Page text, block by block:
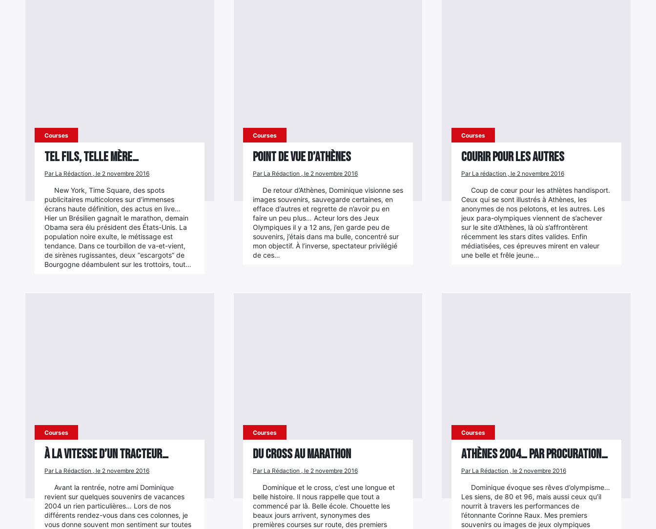
Courses
Tel fils, telle mère…
Par La Rédaction , le 2 novembre 2016
New York, Time Square, des spots
publicitaires multicolores sur d’immenses
écrans haute définition, des actus en live…
Hier un Brésilien gagnait le marathon, demain
Obama sera élu président des États-Unis. La
population noire exulte, le métissage est
tendance. Dans ce tourbillon de va-et-vient,
de sirènes rugissantes, deux “escargots” de
Bourgogne déambulent sur les trottoirs, tout…
Courses
Point de vue D’ATHÈNES
Par La Rédaction , le 2 novembre 2016
De retour d’Athènes, Dominique visionne ses
images souvenirs, sauvegarde certaines, en
efface d’autres et regrette de n’avoir pu en
faire un peu plus… Acteur lors des Jeux
Olympiques il y a 12 ans, j’en garde peu de
souvenirs, j’étais dans ma bulle, concentré sur
mon objectif. À l’inverse, spectateur privilégié
de ces…
Courses
Courir pour les autres
Par La rédaction , le 2 novembre 2016
Coup de cœur pour les athlètes handisport.
Ceux qui se sont illustrés à Athènes, les
anonymes de nos pelotons, et les autres. Les
jeux para-olympiques viennent de s’achever
sur le site d’Athènes, là où s’affrontèrent
récemment les stars dites valides. Enfin
médiatisées, ces épreuves mirent en valeur
une belle et frêle jeune…
Courses
À la vitesse d’un tracteur…
Par La Rédaction , le 2 novembre 2016
Avant la rentrée, notre ami Dominique
revient sur quelques souvenirs de vacances
2004 un rien particulières… Lors de nos
différents rendez-vous dans ces colonnes, je
vous donne souvent mon sentiment sur toutes
Courses
Du cross au marathon
Par La Rédaction , le 2 novembre 2016
Dominique et le cross, c’est une longue et
belle histoire. Il nous rappelle que tout a
commencé par là. Belle école. Chouette les
beaux jours arrivent, synonymes des
premières courses sur route, des premiers
Courses
Athènes 2004… par procuration…
Par La Rédaction , le 2 novembre 2016
Dominique évoque ses rêves d’olympisme…
Les siens, de 80 et 96, mais aussi ceux qu’il
nourrit à travers les performances de
l’étonnante Corinne Raux. Mes premiers
souvenirs ou images de jeux olympiques